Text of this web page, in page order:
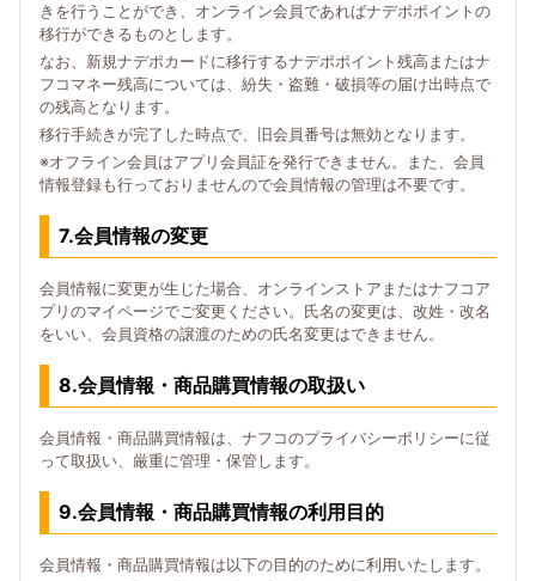
きを行うことができ、オンライン会員であればナデポポイントの
移行ができるものとします。
なお、新規ナデポカードに移行するナデポポイント残高またはナ
フコマネー残高については、紛失・盗難・破損等の届け出時点で
の残高となります。
移行手続きが完了した時点で、旧会員番号は無効となります。
※オフライン会員はアプリ会員証を発行できません。また、会員
情報登録も行っておりませんので会員情報の管理は不要です。
7.会員情報の変更
会員情報に変更が生じた場合、オンラインストアまたはナフコア
プリのマイページでご変更ください。氏名の変更は、改姓・改名
をいい、会員資格の譲渡のための氏名変更はできません。
8.会員情報・商品購買情報の取扱い
会員情報・商品購買情報は、ナフコのプライバシーポリシーに従
って取扱い、厳重に管理・保管します。
9.会員情報・商品購買情報の利用目的
会員情報・商品購買情報は以下の目的のために利用いたします。